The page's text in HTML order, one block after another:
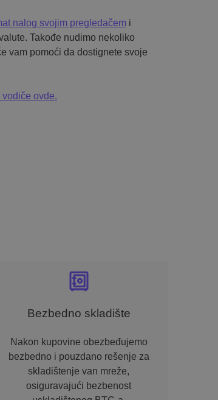
nalog svojim pregledačem i
Takođe nudimo nekoliko
vam pomoći da dostignete svoje
vodiče ovde.
Bezbedno skladište
Nakon kupovine obezbeđujemo
bezbedno i pouzdano rešenje za
skladištenje van mreže,
osiguravajući bezbenost